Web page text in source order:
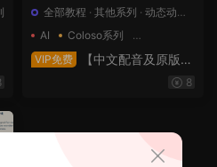
全部教程 · 其他系列 · 动态动效>
· 建模渲染> ·日韩系列
绘画插图>
AI
Coloso系列
ComfyUI Midjourney
VIP免费
【中文配音及原版】
AI时代游戏与影视制作Midjou
8